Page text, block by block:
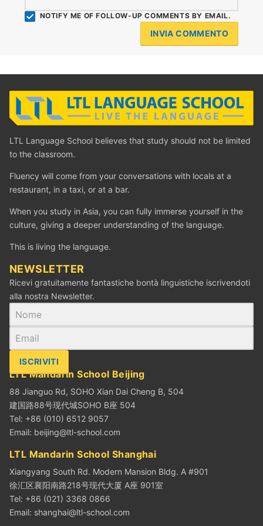
NOTIFY ME OF FOLLOW-UP COMMENTS BY EMAIL.
LTL Language School believes that study should not be limited
to the classroom.
Fluency will come from your conversations with locals at a
restaurant, in a taxi, or at a bar.
When you study in Asia, you can fully immerse yourself in the
culture, giving a deeper understanding of the language.
This is living the language.
NEWSLETTER
Ricevi gratuitamente fantastiche bontà linguistiche iscrivendoti
alla nostra Newsletter.
ISCRIVITI
LTL Mandarin School Beijing
88 Jianguo Rd, SOHO Xian Dai Cheng B, 504
建国路88号现代城SOHO B座 504
Tel: +86 (010) 6512 9057
Email: beijing@ltl-school.com
LTL Mandarin School Shanghai
Xiangyang South Rd. Modern Mansion Bldg. A #901
徐汇区襄阳南路218号现代大厦 A座 901室
Tel: +86 (021) 3368 0866
Email: shanghai@ltl-school.com